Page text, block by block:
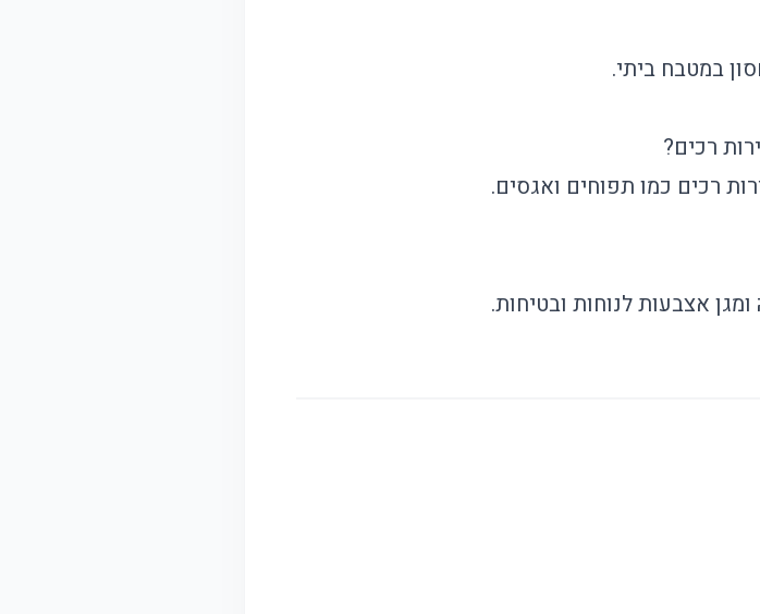
במטבח ביתי.
רכים?
רכים כמו תפוחים ואגסים.
אצבעות לנוחות ובטיחות.